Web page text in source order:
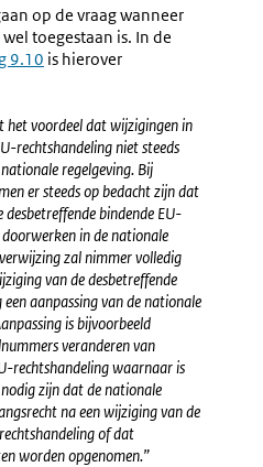
op de vraag wanneer
toegestaan is. In de
9.10 is hierover
het voordeel dat wijzigingen in
rechtshandeling niet steeds
regelgeving. Bij
er steeds op bedacht zijn dat
bindende EU-
in de nationale
zal nimmer volledig
van de desbetreffende
aanpassing van de nationale
is bijvoorbeeld
veranderen van
rechtshandeling waarnaar is
zijn dat de nationale
na een wijziging van de
of dat
worden opgenomen.”